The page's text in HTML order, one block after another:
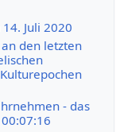
Juli 2020
den letzten
- das